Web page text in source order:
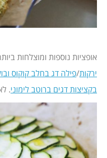
אופציות נוספות ומוצלחות
ירקות/פילה דג בחלב קוקוס
בקציצות דגים ברוטב לימוני.